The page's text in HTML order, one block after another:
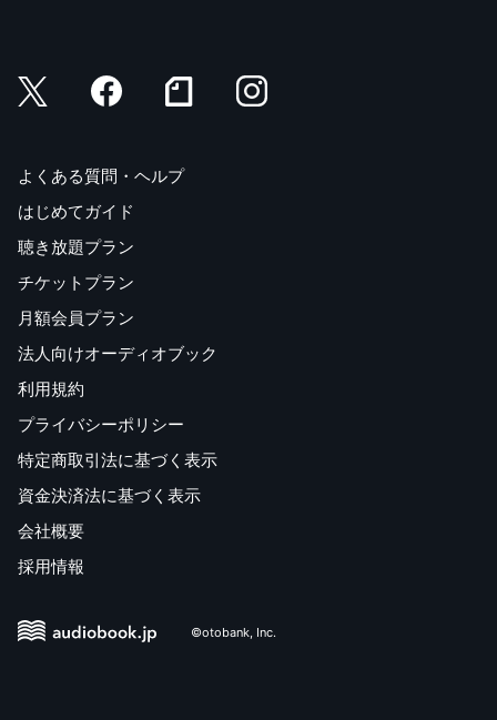
よくある質問・ヘルプ
はじめてガイド
聴き放題プラン
チケットプラン
月額会員プラン
法人向けオーディオブック
利用規約
プライバシーポリシー
特定商取引法に基づく表示
資金決済法に基づく表示
会社概要
採用情報
©otobank, Inc.